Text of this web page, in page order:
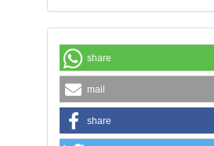
share
mail
share